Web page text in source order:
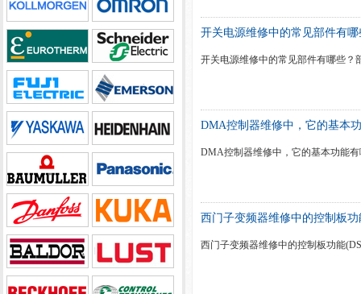
开关电源维修中的常见部件有
开关电源维修中的常见部件有哪些？
DMA控制器维修中，它的基本
DMA控制器维修中，它的基本功能
西门子变频器维修中的控制板
西门子变频器维修中的控制板功能